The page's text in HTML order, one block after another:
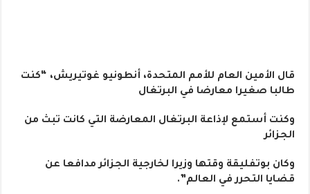
قال الأمين العام للأمم المتحدة، أنطونيو غوتيريش، “كنت
طالبا صغيرا معارضا في البرتغال
وكنت أستمع لإذاعة البرتغال المعارضة التي كانت تبث من
الجزائر
وكان بوتفليقة وقتها وزيرا لخارجية الجزائر مدافعا عن
قضايا التحرر في العالم”.